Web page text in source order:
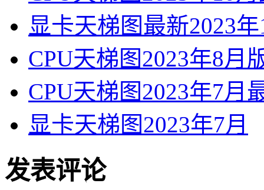
显卡天梯图最新2023
CPU天梯图2023年8月
CPU天梯图2023年7月
显卡天梯图2023年7月
发表评论